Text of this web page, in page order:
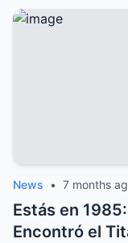
News • 7 months
Estás en
Encontró el